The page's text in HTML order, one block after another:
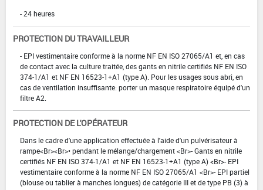
- 24 heures
PROTECTION DU TRAVAILLEUR
- EPI vestimentaire conforme à la norme NF EN ISO 27065/A1 et, en cas
de contact avec la culture traitée, des gants en nitrile certifiés NF EN ISO
374-1/A1 et NF EN 16523-1+A1 (type A). Pour les usages sous abri, en
cas de ventilation insuffisante: porter un masque respiratoire équipé d'un
filtre A2.
PROTECTION DE L'OPÉRATEUR
Dans le cadre d'une application effectuée à l'aide d'un pulvérisateur à
rampe<Br><Br>• pendant le mélange/chargement <Br>- Gants en nitrile
certifiés NF EN ISO 374-1/A1 et NF EN 16523-1+A1 (type A) <Br>- EPI
vestimentaire conforme à la norme NF EN ISO 27065/A1 <Br>- EPI partiel
(blouse ou tablier à manches longues) de catégorie III et de type PB (3) à